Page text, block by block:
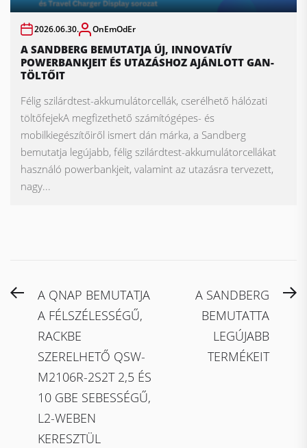
2026.06.30. OnEmOdEr
A SANDBERG BEMUTATJA ÚJ, INNOVATÍV
POWERBANKJEIT ÉS UTAZÁSHOZ AJÁNLOTT GAN-
TÖLTŐIT
Félig szilárdtest-akkumulátorcellák, cserélhető hálózati
töltőfejekA megfizethető számítógépes- és
mobilkiegészítőiről ismert dán márka, a Sandberg
bemutatja legújabb, félig szilárdtest-akkumulátorcellákat
használó powerbankjeit, valamint az utazásra tervezett,
nagy...
Bejegyzés
navigáció
PreviousA QNAP BEMUTATJA
A FÉLSZÉLESSÉGŰ,
RACKBE
SZERELHETŐ QSW-
M2106R-2S2T 2,5 ÉS
10 GBE SEBESSÉGŰ,
L2-WEBEN
KERESZTÜL
A SANDBERG
BEMUTATTA
LEGÚJABB
TERMÉKEIT